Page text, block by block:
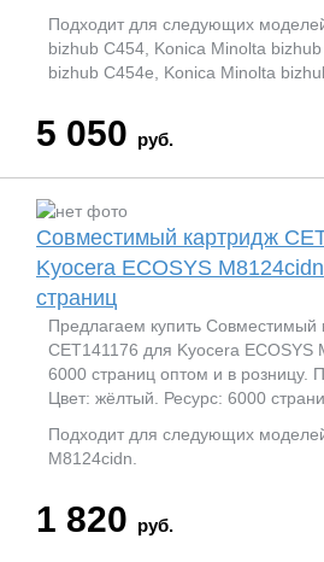
Подходит для следующих
bizhub C454, Konica Minolta
bizhub C454e, Konica Minolta
5 050 руб.
Совместимый картридж
Kyocera ECOSYS
страниц
Предлагаем купить Совместимый
CET141176 для Kyocera ECOSYS
6000 страниц оптом и в розницу.
Цвет: жёлтый. Ресурс: 6000
Подходит для следующих
M8124cidn.
1 820 руб.